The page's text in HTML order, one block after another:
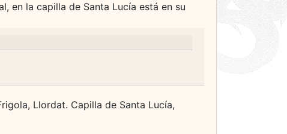
en la capilla de Santa Lucía está en su
Llordat. Capilla de Santa Lucía,